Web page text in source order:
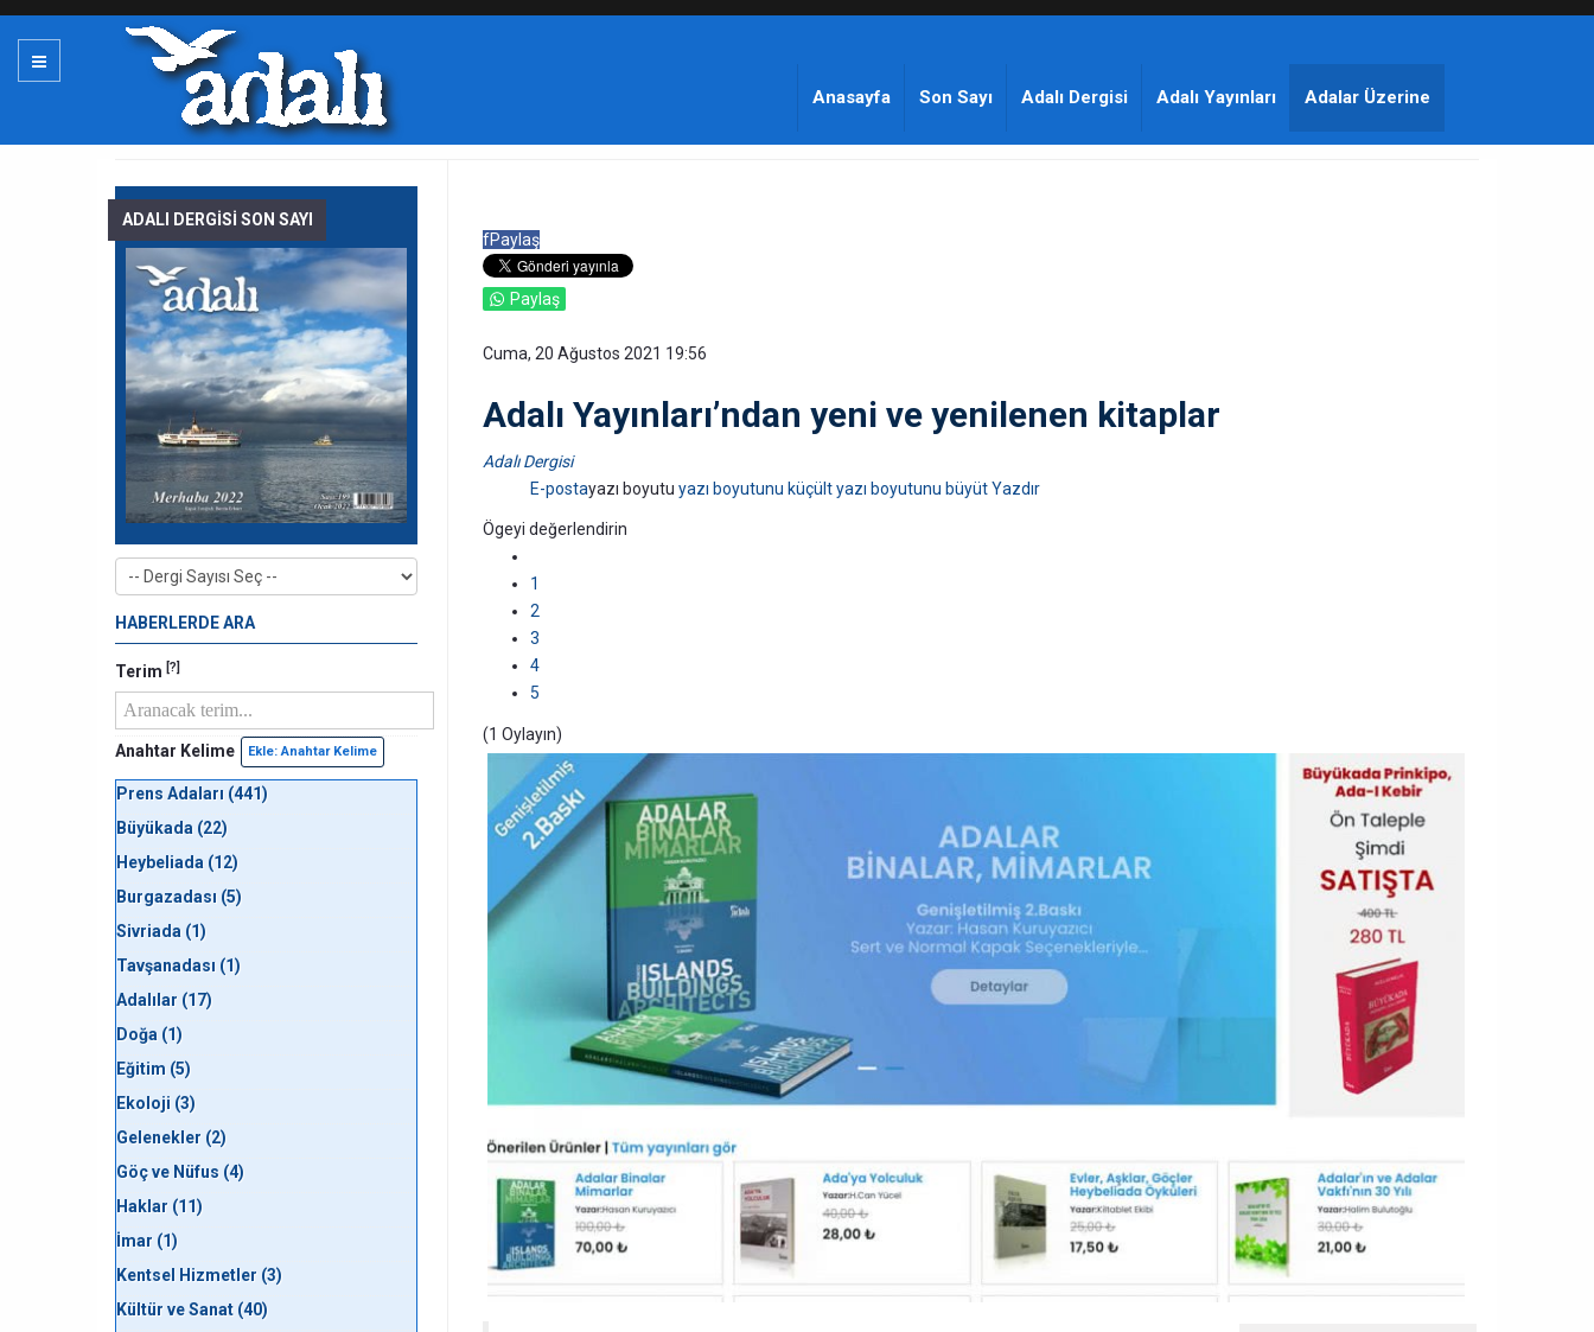
Anasayfa Son Sayı Adalı Dergisi Adalı Yayınları Adalar Üzerine
fPaylaş
Paylaş
Cuma, 20 Ağustos 2021 19:56
Adalı Yayınları’ndan yeni ve yenilenen kitaplar
Adalı Dergisi
yazı boyutu yazı boyutunu küçültyazı boyutunu büyütYazdır
E-posta
Ögeyi değerlendirin
1
2
3
4
5
(1 Oylayın)
ADALI DERGİSİ SON SAYI
HABERLERDE ARA
Terim [?]
Anahtar Kelime Ekle: Anahtar Kelime
Prens Adaları (441)
Büyükada (22)
Heybeliada (12)
Burgazadası (5)
Sivriada (1)
Tavşanadası (1)
Adalılar (17)
Doğa (1)
Eğitim (5)
Ekoloji (3)
Gelenekler (2)
Göç ve Nüfus (4)
Haklar (11)
İmar (1)
Kentsel Hizmetler (3)
Kültür ve Sanat (40)